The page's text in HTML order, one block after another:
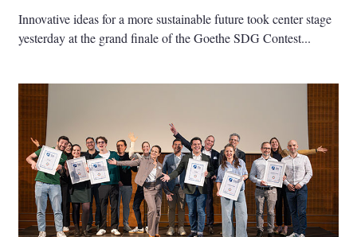
Innovative ideas for a more sustainable future took center stage
yesterday at the grand finale of the Goethe SDG Contest